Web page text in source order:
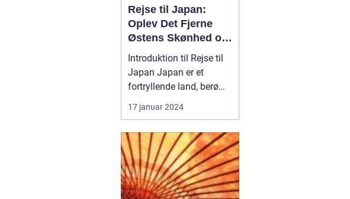
Rejse til Japan:
Oplev Det Fjerne
Østens Skønhed og
Kultur
Introduktion til Rejse til
Japan Japan er et
fortryllende land, berømt
for sin unikke blanding
af gammel tradition og
pulserende gader i Tokyo
til det fredelige Kyoto og
de ikoniske
bjerglandskaber i
17 januar 2024